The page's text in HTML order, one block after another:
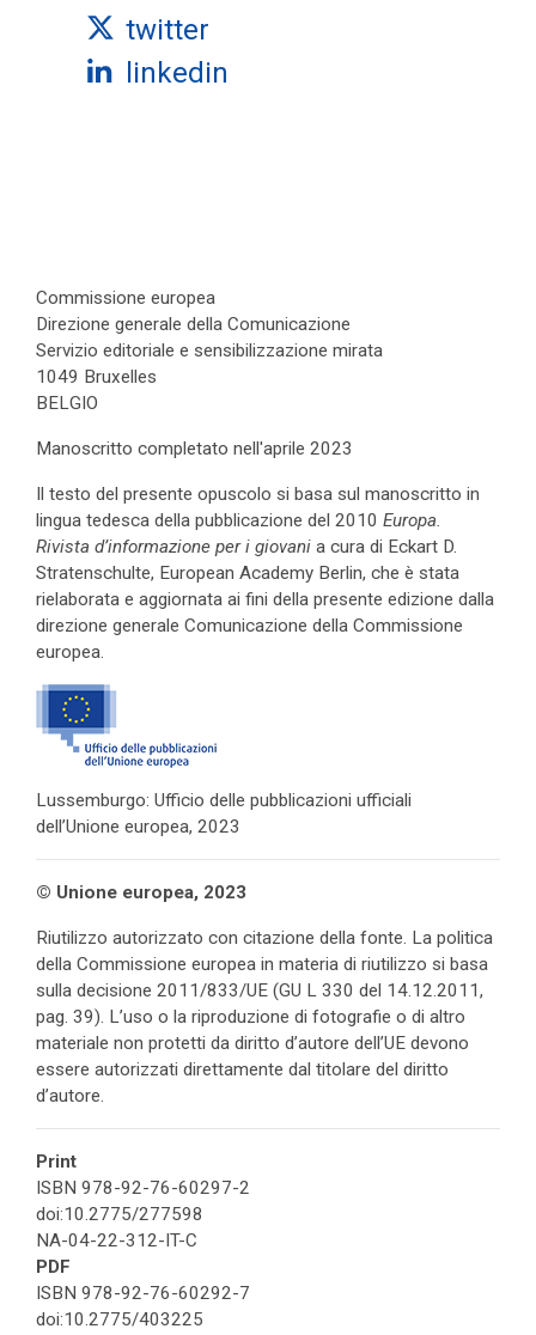
twitter
linkedin
Commissione europea
Direzione generale della Comunicazione
Servizio editoriale e sensibilizzazione mirata
1049 Bruxelles
BELGIO
Manoscritto completato nell'aprile 2023
Il testo del presente opuscolo si basa sul manoscritto in
lingua tedesca della pubblicazione del 2010Europa.
Rivista d’informazione per i giovani a cura di Eckart D.
Stratenschulte, European Academy Berlin, che è stata
rielaborata e aggiornata ai fini della presente edizione dalla
direzione generale Comunicazione della Commissione
europea.
Lussemburgo: Ufficio delle pubblicazioni ufficiali
dell’Unione europea, 2023
© Unione europea, 2023
Riutilizzo autorizzato con citazione della fonte. La politica
della Commissione europea in materia di riutilizzo si basa
sulla decisione 2011/833/UE (GU L 330 del 14.12.2011,
pag. 39). L’uso o la riproduzione di fotografie o di altro
materiale non protetti da diritto d’autore dell’UE devono
essere autorizzati direttamente dal titolare del diritto
d’autore.
Print
ISBN 978-92-76-60297-2
doi:10.2775/277598
NA-04-22-312-IT-C
PDF
ISBN 978-92-76-60292-7
doi:10.2775/403225